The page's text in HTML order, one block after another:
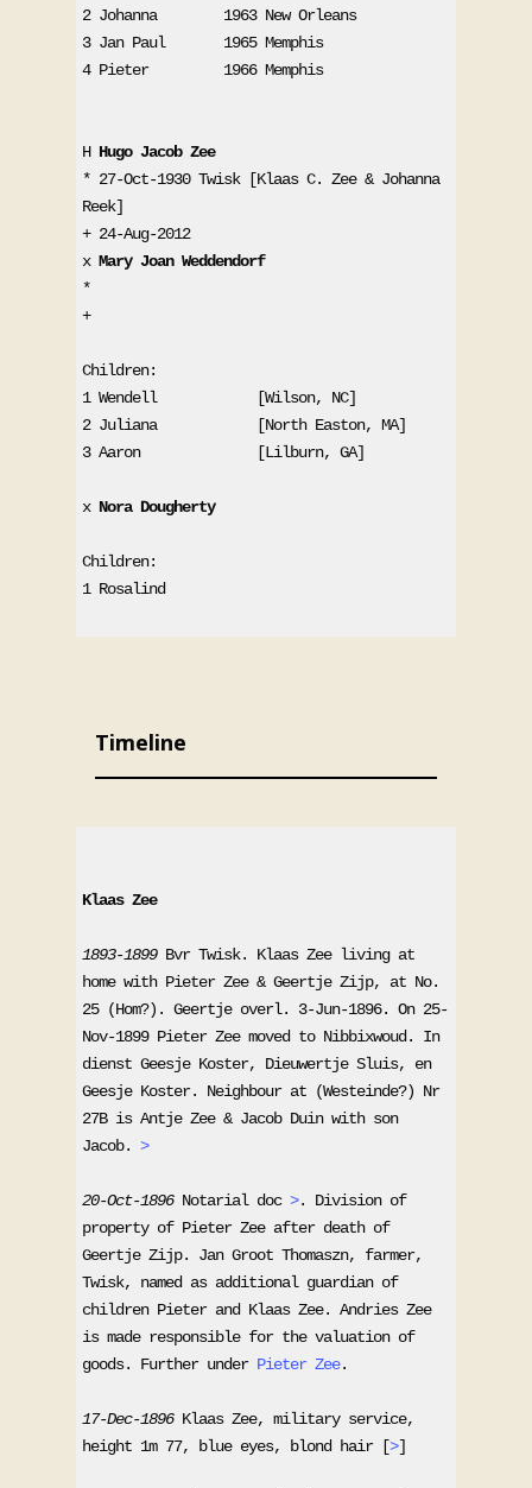
2 Johanna        1963 New Orleans
3 Jan Paul       1965 Memphis
4 Pieter         1966 Memphis
H Hugo Jacob Zee
* 27-Oct-1930 Twisk [Klaas C. Zee & Johanna
Reek]
+ 24-Aug-2012
x Mary Joan Weddendorf
*
+
Children:
1 Wendell            [Wilson, NC]
2 Juliana            [North Easton, MA]
3 Aaron              [Lilburn, GA]
x Nora Dougherty
Children:
1 Rosalind
Timeline
Klaas Zee
1893-1899 Bvr Twisk. Klaas Zee living at
home with Pieter Zee & Geertje Zijp, at No.
25 (Hom?). Geertje overl. 3-Jun-1896. On 25-
Nov-1899 Pieter Zee moved to Nibbixwoud. In
dienst Geesje Koster, Dieuwertje Sluis, en
Geesje Koster. Neighbour at (Westeinde?) Nr
27B is Antje Zee & Jacob Duin with son
Jacob. >
20-Oct-1896 Notarial doc >. Division of
property of Pieter Zee after death of
Geertje Zijp. Jan Groot Thomaszn, farmer,
Twisk, named as additional guardian of
children Pieter and Klaas Zee. Andries Zee
is made responsible for the valuation of
goods. Further under Pieter Zee.
17-Dec-1896 Klaas Zee, military service,
height 1m 77, blue eyes, blond hair [>]